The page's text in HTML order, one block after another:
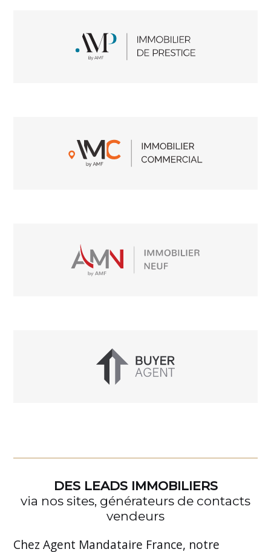
DES LEADS IMMOBILIERS
via nos sites, générateurs de contacts
vendeurs
Chez Agent Mandataire France, notre